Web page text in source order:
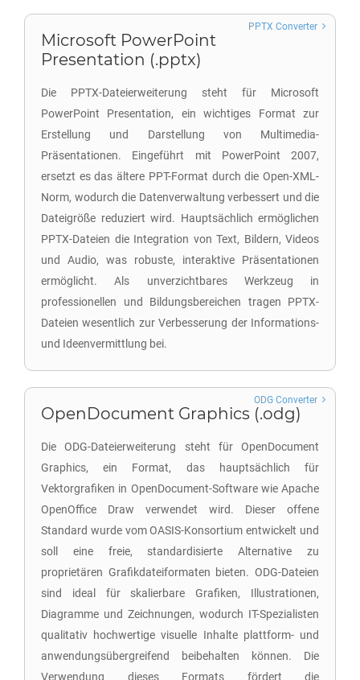
Microsoft PowerPoint
Presentation (.pptx)
Die PPTX-Dateierweiterung steht für Microsoft
PowerPoint Presentation, ein wichtiges Format zur
Erstellung und Darstellung von Multimedia-
Präsentationen. Eingeführt mit PowerPoint 2007,
ersetzt es das ältere PPT-Format durch die Open-XML-
Norm, wodurch die Datenverwaltung verbessert und die
Dateigröße reduziert wird. Hauptsächlich ermöglichen
PPTX-Dateien die Integration von Text, Bildern, Videos
und Audio, was robuste, interaktive Präsentationen
ermöglicht. Als unverzichtbares Werkzeug in
professionellen und Bildungsbereichen tragen PPTX-
Dateien wesentlich zur Verbesserung der Informations-
und Ideenvermittlung bei.
PPTX Converter
OpenDocument Graphics (.odg)
Die ODG-Dateierweiterung steht für OpenDocument
Graphics, ein Format, das hauptsächlich für
Vektorgrafiken in OpenDocument-Software wie Apache
OpenOffice Draw verwendet wird. Dieser offene
Standard wurde vom OASIS-Konsortium entwickelt und
soll eine freie, standardisierte Alternative zu
proprietären Grafikdateiformaten bieten. ODG-Dateien
sind ideal für skalierbare Grafiken, Illustrationen,
Diagramme und Zeichnungen, wodurch IT-Spezialisten
qualitativ hochwertige visuelle Inhalte plattform- und
anwendungsübergreifend beibehalten können. Die
Verwendung dieses Formats fördert die
ODG Converter